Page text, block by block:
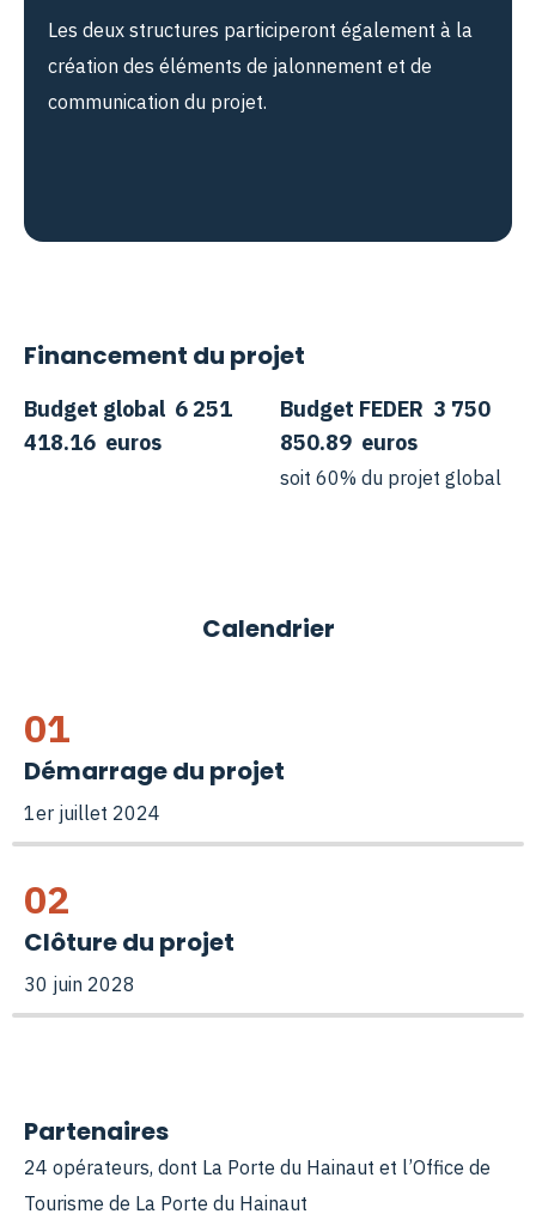
Les deux structures participeront également à la
création des éléments de jalonnement et de
communication du projet.
Financement du projet
Budget global 6 251
418.16 euros
Budget FEDER 3 750
850.89 euros
soit 60% du projet global
Calendrier
01
Démarrage du projet
1er juillet 2024
02
Clôture du projet
30 juin 2028
Partenaires
24 opérateurs, dont La Porte du Hainaut et l’Office de
Tourisme de La Porte du Hainaut